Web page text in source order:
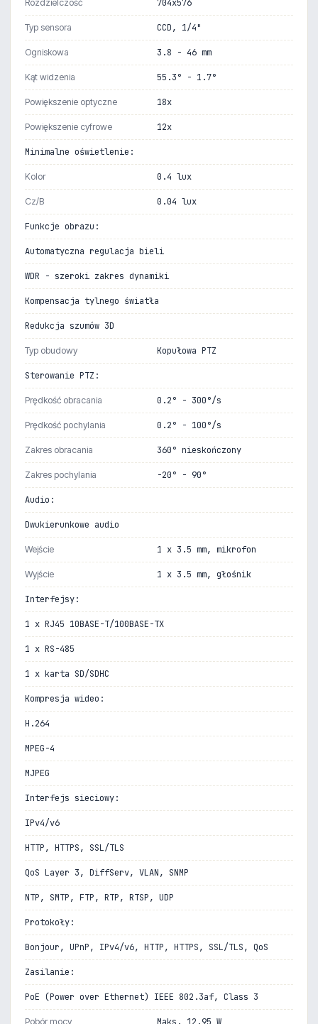
Rozdzielczość 704x576
Typ sensora CCD, 1/4"
Ogniskowa 3.8 - 46 mm
Kąt widzenia 55.3° - 1.7°
Powiększenie optyczne 18x
Powiększenie cyfrowe 12x
Minimalne oświetlenie:
Kolor 0.4 lux
Cz/B 0.04 lux
Funkcje obrazu:
Automatyczna regulacja bieli
WDR - szeroki zakres dynamiki
Kompensacja tylnego światła
Redukcja szumów 3D
Typ obudowy Kopułowa PTZ
Sterowanie PTZ:
Prędkość obracania 0.2° - 300°/s
Prędkość pochylania 0.2° - 100°/s
Zakres obracania 360° nieskończony
Zakres pochylania -20° - 90°
Audio:
Dwukierunkowe audio
Wejście 1 x 3.5 mm, mikrofon
Wyjście 1 x 3.5 mm, głośnik
Interfejsy:
1 x RJ45 10BASE-T/100BASE-TX
1 x RS-485
1 x karta SD/SDHC
Kompresja wideo:
H.264
MPEG-4
MJPEG
Interfejs sieciowy:
IPv4/v6
HTTP, HTTPS, SSL/TLS
QoS Layer 3, DiffServ, VLAN, SNMP
NTP, SMTP, FTP, RTP, RTSP, UDP
Protokoły:
Bonjour, UPnP, IPv4/v6, HTTP, HTTPS, SSL/TLS, QoS
Zasilanie:
PoE (Power over Ethernet) IEEE 802.3af, Class 3
Pobór mocy